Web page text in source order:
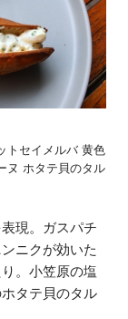
トセイメルバ 黄色
ヌ ホタテ貝のタル
現。ガスパチ
ニクが効いた
。小笠原の塩
タテ貝のタル